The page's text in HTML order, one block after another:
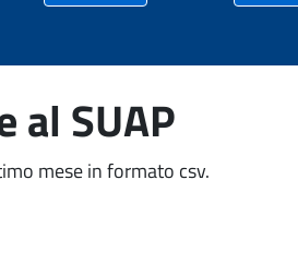
al SUAP
mese in formato csv.